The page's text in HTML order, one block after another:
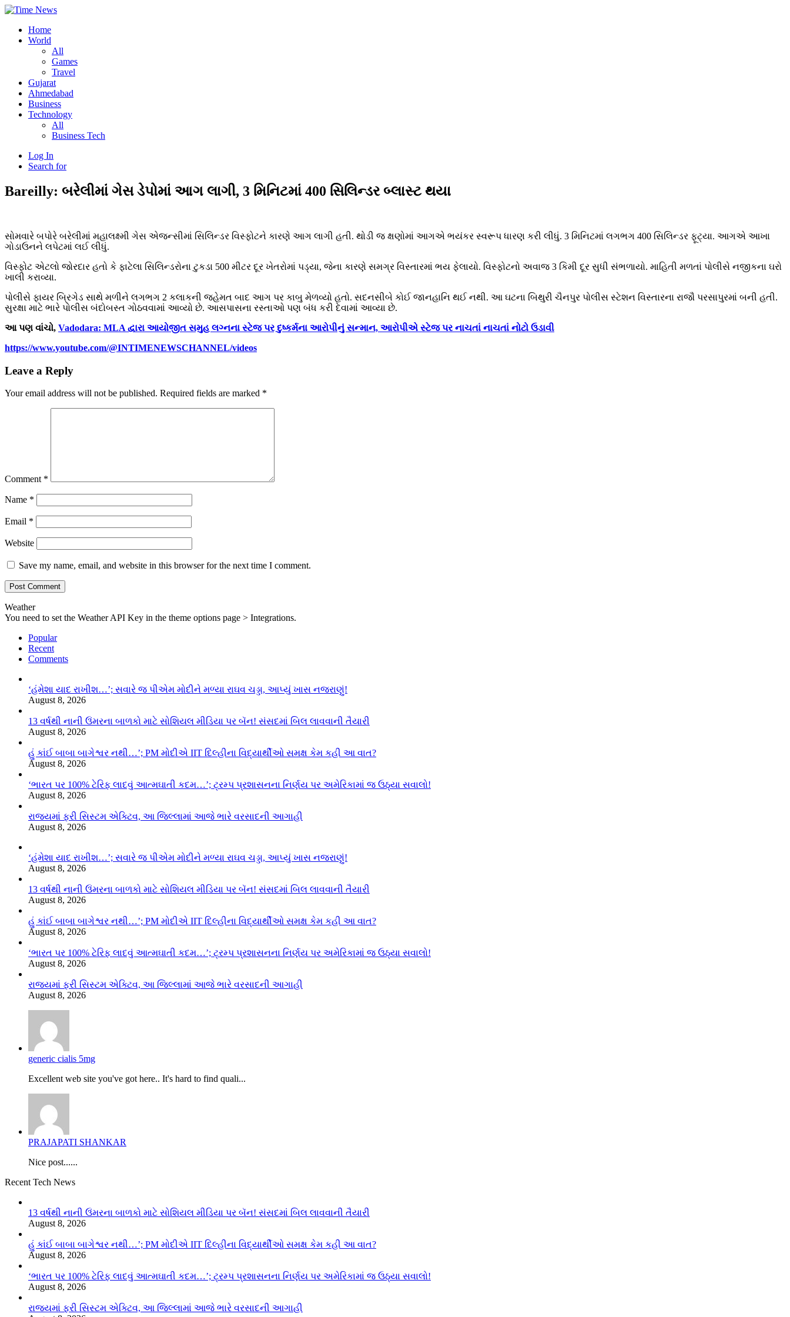
Home
World
All
Games
Travel
Gujarat
Ahmedabad
Business
Technology
All
Business Tech
Log In
Search for
Bareilly: બરેલીમાં ગેસ ડેપોમાં આગ લાગી, 3 મિનિટમાં 400 સિલિન્ડર બ્લાસ્ટ થયા
સોમવારે બપોરે બરેલીમાં મહાલક્ષ્મી ગેસ એજન્સીમાં સિલિન્ડર વિસ્ફોટને કારણે આગ લાગી હતી. થોડી જ ક્ષણોમાં આગએ ભયંકર સ્વરૂપ ધારણ કરી લીધું. 3 મિનિટમાં લગભગ 400 સિલિન્ડર ફૂટ્યા. આગએ આખા
ગોડાઉનને લપેટમાં લઈ લીધું.
વિસ્ફોટ એટલો જોરદાર હતો કે ફાટેલા સિલિન્ડરોના ટુકડા 500 મીટર દૂર ખેતરોમાં પડ્યા, જેના કારણે સમગ્ર વિસ્તારમાં ભય ફેલાયો. વિસ્ફોટનો અવાજ 3 કિમી દૂર સુધી સંભળાયો. માહિતી મળતાં પોલીસે નજીકના ઘરો
ખાલી કરાવ્યા.
પોલીસે ફાયર બ્રિગેડ સાથે મળીને લગભગ 2 કલાકની જહેમત બાદ આગ પર કાબુ મેળવ્યો હતો. સદનસીબે કોઈ જાનહાનિ થઈ નથી. આ ઘટના બિથુરી ચૈનપુર પોલીસ સ્ટેશન વિસ્તારના રાજૌ પરસાપુરમાં બની હતી.
સુરક્ષા માટે ભારે પોલીસ બંદોબસ્ત ગોઠવવામાં આવ્યો છે. આસપાસના રસ્તાઓ પણ બંધ કરી દેવામાં આવ્યા છે.
આ પણ વાંચો, Vadodara: MLA દ્વારા આયોજીત સમુહ લગ્નના સ્ટેજ પર દુષ્કર્મના આરોપીનું સન્માન, આરોપીએ સ્ટેજ પર નાચતાં નાચતાં નોટો ઉડાવી
https://www.youtube.com/@INTIMENEWSCHANNEL/videos
Leave a Reply
Your email address will not be published. Required fields are marked *
Comment *
Name *
Email *
Website
Save my name, email, and website in this browser for the next time I comment.
Weather
You need to set the Weather API Key in the theme options page > Integrations.
Popular
Recent
Comments
‘હંમેશા યાદ રાખીશ…’; સવારે જ પીએમ મોદીને મળ્યા રાઘવ ચડ્ડા, આપ્યું ખાસ નજરાણું!
August 8, 2026
13 વર્ષથી નાની ઉંમરના બાળકો માટે સોશિયલ મીડિયા પર બૅન! સંસદમાં બિલ લાવવાની તૈયારી
August 8, 2026
હું કાંઈ બાબા બાગેશ્વર નથી…’; PM મોદીએ IIT દિલ્હીના વિદ્યાર્થીઓ સમક્ષ કેમ કહી આ વાત?
August 8, 2026
‘ભારત પર 100% ટેરિફ લાદવું આત્મઘાતી કદમ…’; ટ્રમ્પ પ્રશાસનના નિર્ણય પર અમેરિકામાં જ ઉઠ્યા સવાલો!
August 8, 2026
રાજ્યમાં ફરી સિસ્ટમ એક્ટિવ, આ જિલ્લામાં આજે ભારે વરસાદની આગાહી
August 8, 2026
‘હંમેશા યાદ રાખીશ…’; સવારે જ પીએમ મોદીને મળ્યા રાઘવ ચડ્ડા, આપ્યું ખાસ નજરાણું!
August 8, 2026
13 વર્ષથી નાની ઉંમરના બાળકો માટે સોશિયલ મીડિયા પર બૅન! સંસદમાં બિલ લાવવાની તૈયારી
August 8, 2026
હું કાંઈ બાબા બાગેશ્વર નથી…’; PM મોદીએ IIT દિલ્હીના વિદ્યાર્થીઓ સમક્ષ કેમ કહી આ વાત?
August 8, 2026
‘ભારત પર 100% ટેરિફ લાદવું આત્મઘાતી કદમ…’; ટ્રમ્પ પ્રશાસનના નિર્ણય પર અમેરિકામાં જ ઉઠ્યા સવાલો!
August 8, 2026
રાજ્યમાં ફરી સિસ્ટમ એક્ટિવ, આ જિલ્લામાં આજે ભારે વરસાદની આગાહી
August 8, 2026
generic cialis 5mg
Excellent web site you've got here.. It's hard to find quali...
PRAJAPATI SHANKAR
Nice post......
Recent Tech News
13 વર્ષથી નાની ઉંમરના બાળકો માટે સોશિયલ મીડિયા પર બૅન! સંસદમાં બિલ લાવવાની તૈયારી
August 8, 2026
હું કાંઈ બાબા બાગેશ્વર નથી…’; PM મોદીએ IIT દિલ્હીના વિદ્યાર્થીઓ સમક્ષ કેમ કહી આ વાત?
August 8, 2026
‘ભારત પર 100% ટેરિફ લાદવું આત્મઘાતી કદમ…’; ટ્રમ્પ પ્રશાસનના નિર્ણય પર અમેરિકામાં જ ઉઠ્યા સવાલો!
August 8, 2026
રાજ્યમાં ફરી સિસ્ટમ એક્ટિવ, આ જિલ્લામાં આજે ભારે વરસાદની આગાહી